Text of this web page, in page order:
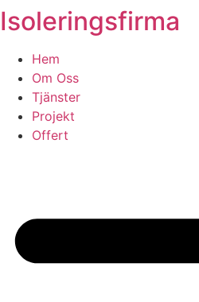
Skip
to
content
Isoleringsfirma
Hem
Om Oss
Tjänster
Projekt
Offert